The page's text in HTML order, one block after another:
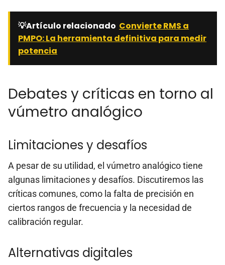
💡Artículo relacionado Convierte RMS a
PMPO: La herramienta definitiva para medir
potencia
Debates y críticas en torno al
vúmetro analógico
Limitaciones y desafíos
A pesar de su utilidad, el vúmetro analógico tiene
algunas limitaciones y desafíos. Discutiremos las
críticas comunes, como la falta de precisión en
ciertos rangos de frecuencia y la necesidad de
calibración regular.
Alternativas digitales